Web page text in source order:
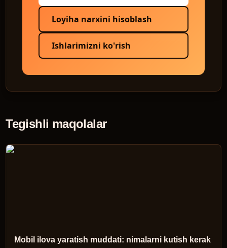
Loyiha narxini hisoblash
Ishlarimizni ko'rish
Tegishli maqolalar
Mobil ilova yaratish muddati: nimalarni kutish kerak